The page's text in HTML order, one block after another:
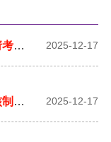
核
2025-12-17
博
2025-12-17